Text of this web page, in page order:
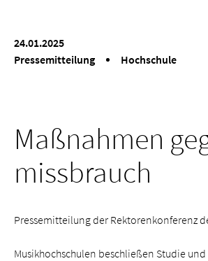
24.01.2025
Presse­mitteilung
Hochschule
Maßnahmen
missbrauch
Presse­mitteilung der Rektorenkonferenz
Musikhochschulen beschließen Studie